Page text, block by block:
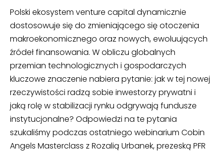
Polski ekosystem venture capital dynamicznie
dostosowuje się do zmieniającego się otoczenia
makroekonomicznego oraz nowych, ewoluujących
źródeł finansowania. W obliczu globalnych
przemian technologicznych i gospodarczych
kluczowe znaczenie nabiera pytanie: jak w tej nowej
rzeczywistości radzą sobie inwestorzy prywatni i
jaką rolę w stabilizacji rynku odgrywają fundusze
instytucjonalne? Odpowiedzi na te pytania
szukaliśmy podczas ostatniego webinarium Cobin
Angels Masterclass z Rozalią Urbanek, prezeską PFR